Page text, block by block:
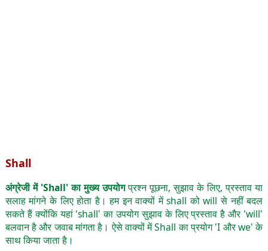
Shall
अंग्रेजी में 'Shall' का मुख्य उपयोगप्रश्न पूछना, सुझाव के लिए, प्रस्ताव या
सलाह मांगने के लिए होता है। हम इन वाक्यों में shall को will से नहीं बदल
सकते हैं क्योंकि यहां 'shall' का उपयोग सुझाव के लिए प्रस्ताव है और 'will'
बलवान है और जवाब मांगता है। ऐसे वाक्यों में Shall का प्रयोग 'I और we' के
साथ किया जाता है।